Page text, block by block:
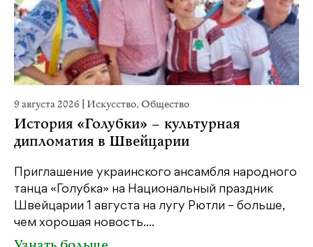
9 августа 2026 Искусство,Общество
История «Голубки» – культурная
дипломатия в Швейцарии
Приглашение украинского ансамбля народного
танца «Голубка» на Национальный праздник
Швейцарии 1 августа на лугу Рютли – больше,
чем хорошая новость....